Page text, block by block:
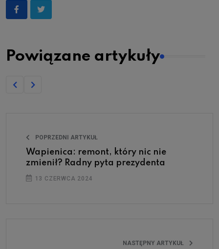
Powiązane artykuły
POPRZEDNI ARTYKUŁ
Wapienica: remont, który nic nie
zmienił? Radny pyta prezydenta
13 CZERWCA 2024
NASTĘPNY ARTYKUŁ